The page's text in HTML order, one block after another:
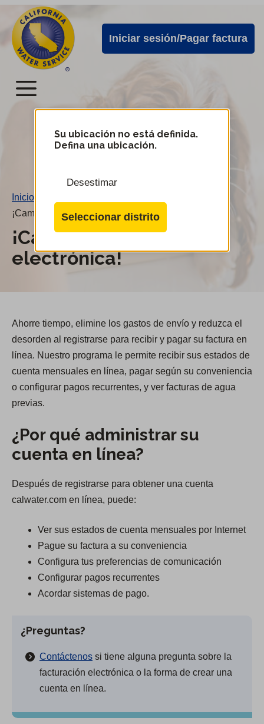
directamente
contenido
principal
Alertas
de
Cal
Water
Iniciar sesión/Pagar factura
Menú
Menú
servicio
de
Cal
Water
Su ubicación no está definida.
Defina una ubicación.
Desestimar
Seleccionar distrito
Inicio
¡Cambie a facturación electrónica!
¡Cambie a facturación
electrónica!
Ahorre tiempo, elimine los gastos de envío y reduzca el
desorden al registrarse para recibir y pagar su factura en
línea. Nuestro programa le permite recibir sus estados de
cuenta mensuales en línea, pagar según su conveniencia
o configurar pagos recurrentes, y ver facturas de agua
previas.
¿Por qué administrar su
cuenta en línea?
Después de registrarse para obtener una cuenta
calwater.com en línea, puede:
Ver sus estados de cuenta mensuales por Internet
Pague su factura a su conveniencia
Configura tus preferencias de comunicación
Configurar pagos recurrentes
Acordar sistemas de pago.
¿Preguntas?
Contáctenos si tiene alguna pregunta sobre la
facturación electrónica o la forma de crear una
cuenta en línea.